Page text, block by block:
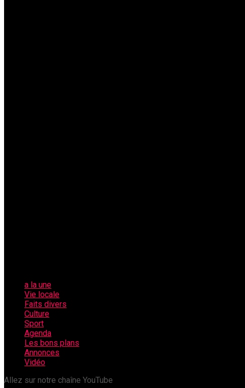
a la une
Vie locale
Faits divers
Culture
Sport
Agenda
Les bons plans
Annonces
Vidéo
Allez sur notre chaîne YouTube